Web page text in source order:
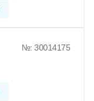
№: 30014175